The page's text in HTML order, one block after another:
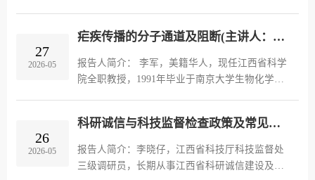
然科学基金委...
学院·生命科学学院承办，江西省科学院李军教授
受邀莅临现场作专题学术报告，校内相关专业师
生代表现场聆听学习。报告会上，李军教授以
团队的阶段性研究成...
27
2026-05
疟疾传播的分子通道及阻断(主讲人：李军 江西省科学院）
报告人简介： 李军，美籍华人，现任江西省科学
院全职教授，1991年毕业于南京大学生物化学专
的研究工作, 研究方向包括的蚊虫和疟疾的互作、
蚊虫和登革的互作、从真菌次生代谢发现新药、
疫苗及佐剂的开发等。主要应用分子生物学、细
26
2026-05
科研诚信与科技监督检查政策及常见案例分析（主讲人：李晓仔 江西省科技厅）
报告人简介：李晓仔，江西省科技厅科技监督处
三级调研员，长期从事江西省科研诚信建设及科